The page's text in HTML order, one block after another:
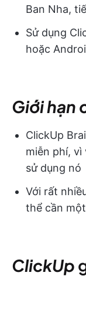
Ban Nha,
Sử dụng
hoặc
Giới hạn
ClickUp
miễn phí,
sử dụng nó
Với rất
thể cần
ClickUp